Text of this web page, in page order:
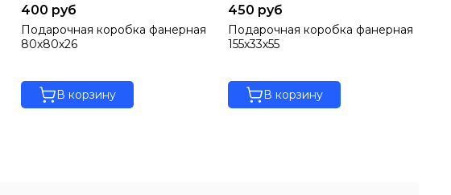
400 руб
Подарочная коробка фанерная
80х80х26
В корзину
450 руб
Подарочная коробка фанерная
155х33х55
В корзину